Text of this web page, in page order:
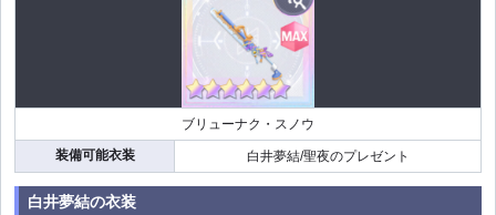
ブリューナク・スノウ
装備可能衣装
白井夢結/聖夜のプレゼント
白井夢結の衣装